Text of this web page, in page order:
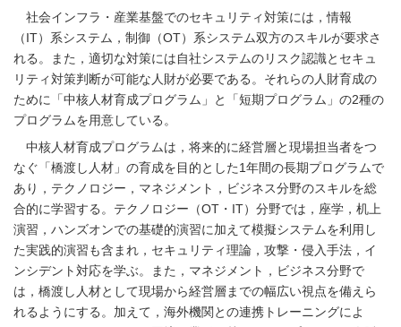
社会インフラ・産業基盤でのセキュリティ対策には，情報
（IT）系システム，制御（OT）系システム双方のスキルが要求さ
れる。また，適切な対策には自社システムのリスク認識とセキュ
リティ対策判断が可能な人財が必要である。それらの人財育成の
ために「中核人材育成プログラム」と「短期プログラム」の2種の
プログラムを用意している。
中核人材育成プログラムは，将来的に経営層と現場担当者をつ
なぐ「橋渡し人材」の育成を目的とした1年間の長期プログラムで
あり，テクノロジー，マネジメント，ビジネス分野のスキルを総
合的に学習する。テクノロジー（OT・IT）分野では，座学，机上
演習，ハンズオンでの基礎的演習に加えて模擬システムを利用し
た実践的演習も含まれ，セキュリティ理論，攻撃・侵入手法，イ
ンシデント対応を学ぶ。また，マネジメント，ビジネス分野で
は，橋渡し人材として現場から経営層までの幅広い視点を備えら
れるようにする。加えて，海外機関との連携トレーニングによ